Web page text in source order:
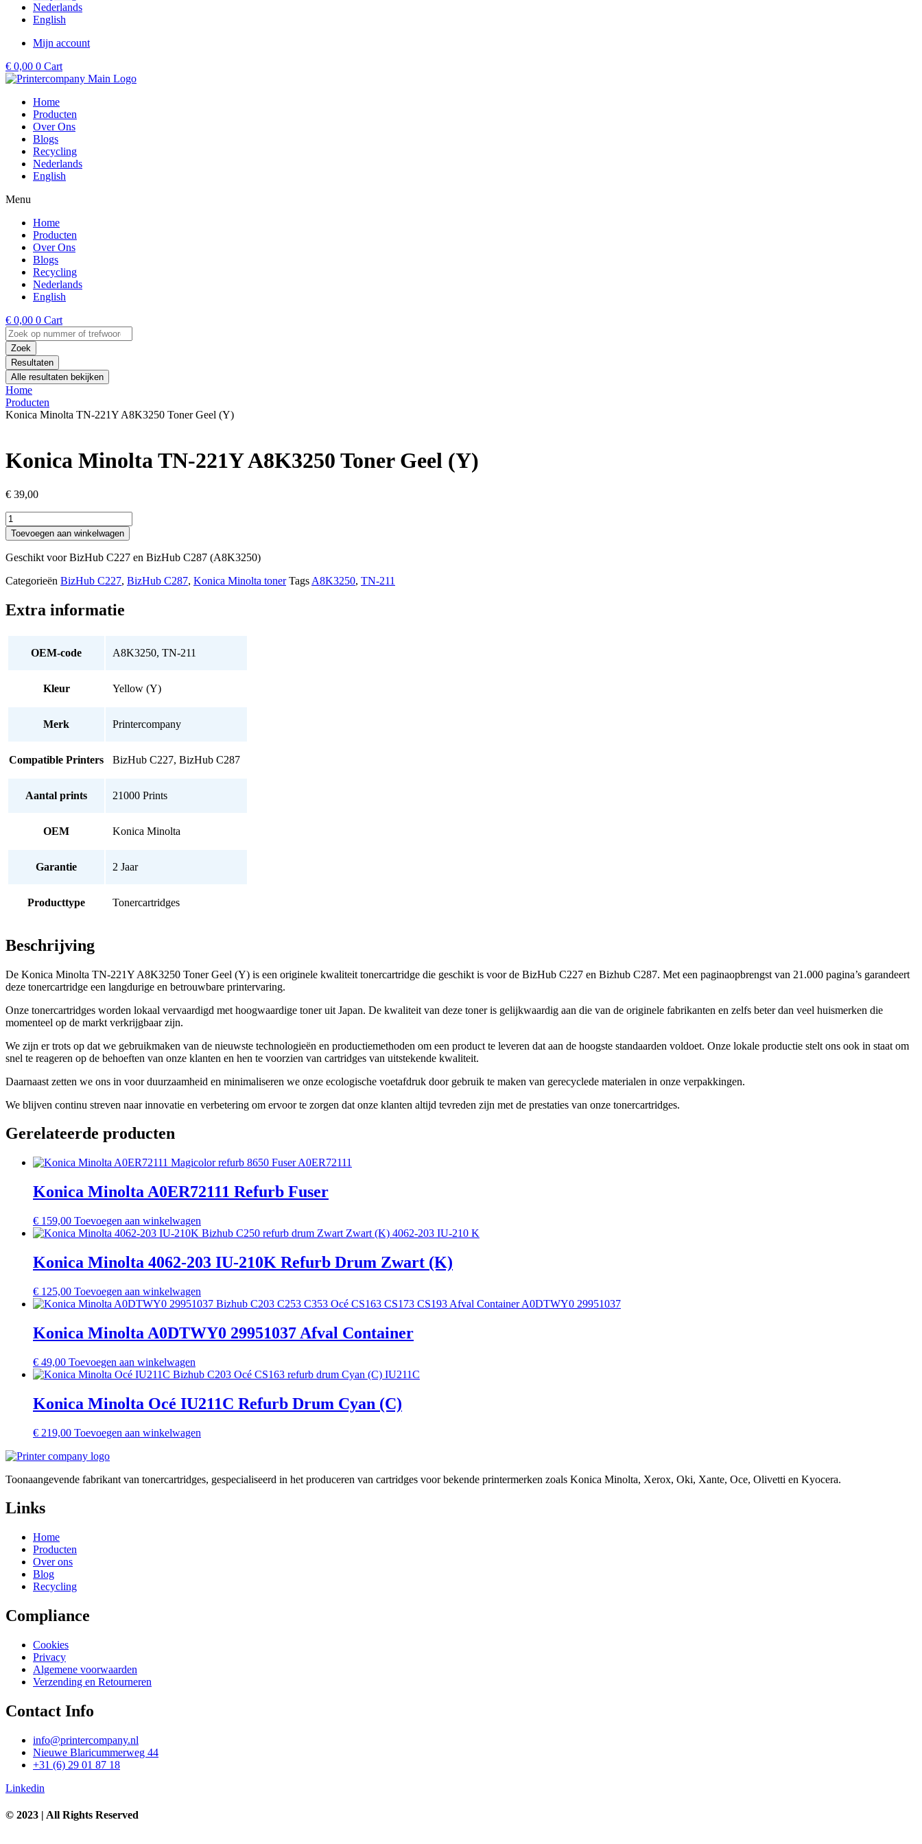
Nederlands
English
Mijn account
€ 0,00 0 Cart
Home
Producten
Over Ons
Blogs
Recycling
Nederlands
English
Menu
Home
Producten
Over Ons
Blogs
Recycling
Nederlands
English
€ 0,00 0 Cart
Search
...Zoek
Resultaten
Alle resultaten bekijken
Home
Producten
Konica Minolta TN-221Y A8K3250 Toner Geel (Y)
Konica Minolta TN-221Y A8K3250 Toner Geel (Y)
€ 39,00
Konica
Minolta
TN-
221Y
Toner
(Y)
aantal
Toevoegen aan winkelwagen
Geschikt voor BizHub C227 en BizHub C287 (A8K3250)
Categorieën BizHub C227, BizHub C287, Konica Minolta toner Tags A8K3250, TN-211
Extra informatie
OEM-code A8K3250, TN-211
Kleur Yellow (Y)
Merk Printercompany
Compatible Printers BizHub C227, BizHub C287
Aantal prints 21000 Prints
OEM Konica Minolta
Garantie 2 Jaar
Producttype Tonercartridges
Beschrijving
De Konica Minolta TN-221Y A8K3250 Toner Geel (Y) is een originele kwaliteit tonercartridge die geschikt is voor de BizHub C227 en Bizhub C287. Met een paginaopbrengst van 21.000 pagina’s garandeert
deze tonercartridge een langdurige en betrouwbare printervaring.
Onze tonercartridges worden lokaal vervaardigd met hoogwaardige toner uit Japan. De kwaliteit van deze toner is gelijkwaardig aan die van de originele fabrikanten en zelfs beter dan veel huismerken die
momenteel op de markt verkrijgbaar zijn.
We zijn er trots op dat we gebruikmaken van de nieuwste technologieën en productiemethoden om een product te leveren dat aan de hoogste standaarden voldoet. Onze lokale productie stelt ons ook in staat om
snel te reageren op de behoeften van onze klanten en hen te voorzien van cartridges van uitstekende kwaliteit.
Daarnaast zetten we ons in voor duurzaamheid en minimaliseren we onze ecologische voetafdruk door gebruik te maken van gerecyclede materialen in onze verpakkingen.
We blijven continu streven naar innovatie en verbetering om ervoor te zorgen dat onze klanten altijd tevreden zijn met de prestaties van onze tonercartridges.
Gerelateerde producten
Konica Minolta A0ER72111 Refurb Fuser
€ 159,00 Toevoegen aan winkelwagen
Konica Minolta 4062-203 IU-210K Refurb Drum Zwart (K)
€ 125,00 Toevoegen aan winkelwagen
Konica Minolta A0DTWY0 29951037 Afval Container
€ 49,00 Toevoegen aan winkelwagen
Konica Minolta Océ IU211C Refurb Drum Cyan (C)
€ 219,00 Toevoegen aan winkelwagen
Toonaangevende fabrikant van tonercartridges, gespecialiseerd in het produceren van cartridges voor bekende printermerken zoals Konica Minolta, Xerox, Oki, Xante, Oce, Olivetti en Kyocera.
Links
Home
Producten
Over ons
Blog
Recycling
Compliance
Cookies
Privacy
Algemene voorwaarden
Verzending en Retourneren
Contact Info
info@printercompany.nl
Nieuwe Blaricummerweg 44
+31 (6) 29 01 87 18
Linkedin
© 2023 | All Rights Reserved